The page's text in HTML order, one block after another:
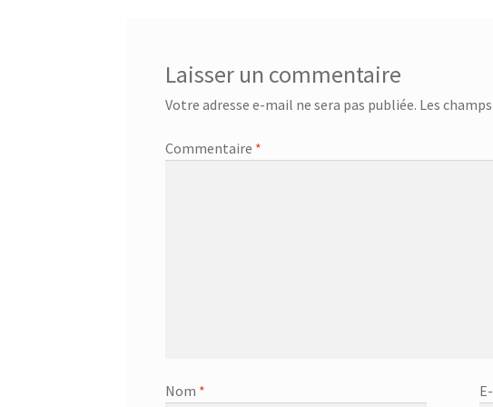
Laisser un commentaire
Votre adresse e-mail ne sera pas publiée. Les
Commentaire *
Nom *